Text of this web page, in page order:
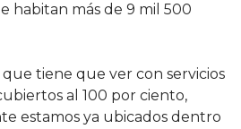
habitan más de 9 mil 500
tiene que ver con servicios
al 100 por ciento,
estamos ya ubicados dentro